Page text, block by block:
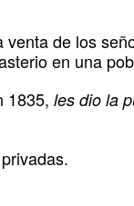
de los
en una
1835, les dio la